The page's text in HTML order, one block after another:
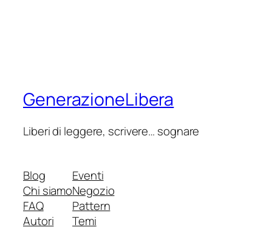
GenerazioneLibera
Liberi di leggere, scrivere… sognare
Blog
Chi siamo
FAQ
Autori
Eventi
Negozio
Pattern
Temi